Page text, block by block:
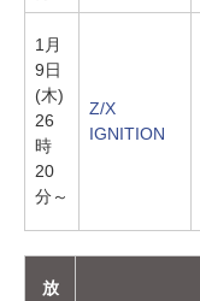
1月
9日
(木)
26
時
20
分～
Z/X
IGNITION
放